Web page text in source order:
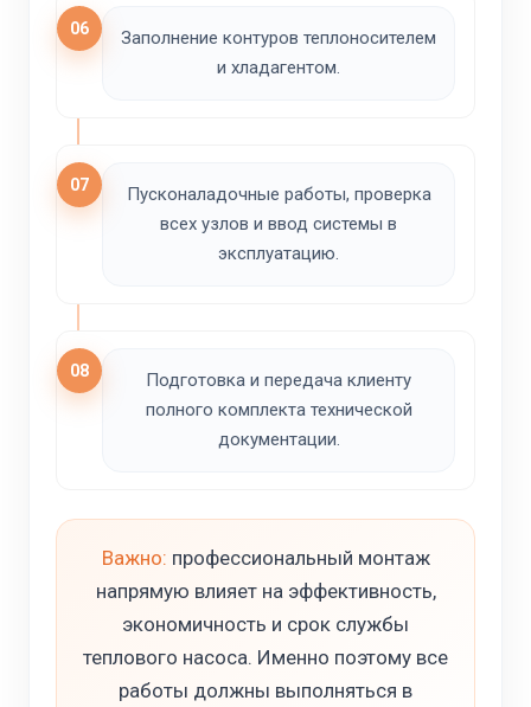
06
Заполнение контуров теплоносителем
и хладагентом.
07
Пусконаладочные работы, проверка
всех узлов и ввод системы в
эксплуатацию.
08
Подготовка и передача клиенту
полного комплекта технической
документации.
Важно: профессиональный монтаж
напрямую влияет на эффективность,
экономичность и срок службы
теплового насоса. Именно поэтому все
работы должны выполняться в